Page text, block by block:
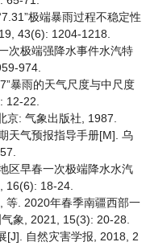
极端暴雨过程不稳定性
43(6): 1204-1218.
次极端强降水事件水汽特
974.
暴雨的天气尺度与中尺度
12-22.
京: 气象出版社, 1987.
天气预报指导手册[M]. 乌
区早春一次极端降水水汽
16(6): 18-24.
等. 2020年春季南疆西部一
象, 2021, 15(3): 20-28.
[J]. 自然灾害学报, 2018, 2